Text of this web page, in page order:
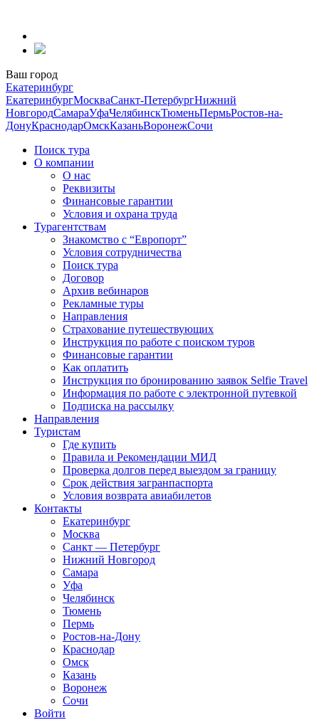
содержанию
Ваш город
Екатеринбург
ЕкатеринбургМоскваСанкт-ПетербургНижний
НовгородСамараУфаЧелябинскТюменьПермьРостов-на-
ДонуКраснодарОмскКазаньВоронежСочи
Поиск тура
О компании
О нас
Реквизиты
Финансовые гарантии
Условия и охрана труда
Турагентствам
Знакомство с “Европорт”
Условия сотрудничества
Поиск тура
Договор
Архив вебинаров
Рекламные туры
Направления
Страхование путешествующих
Инструкция по работе с поиском туров
Финансовые гарантии
Как оплатить
Инструкция по бронированию заявок Selfie Travel
Информация по работе с электронной путевкой
Подписка на рассылку
Направления
Туристам
Где купить
Правила и Рекомендации МИД
Проверка долгов перед выездом за границу
Срок действия загранпаспорта
Условия возврата авиабилетов
Контакты
Екатеринбург
Москва
Санкт — Петербург
Нижний Новгород
Самара
Уфа
Челябинск
Тюмень
Пермь
Ростов-на-Дону
Краснодар
Омск
Казань
Воронеж
Сочи
Войти